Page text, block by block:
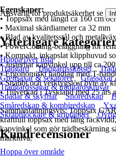
Egenskaper:
• Toppsax med längd ca 160 cm
• Maximal skärdiameter ca 32 mm
• Blad av kvalitetsstål och
• PowerCoating-beläggning för
• Kompakt, inkapslat klipphuvud
• Justerbar kapvinkel upp till ca
• Ergonomiskt handtag med T-
• Snabbt och verktygslöst byte av
• Tillverkad i Tyskland med 25 års
Sammanfattningsvis: Toppsax
kraftfull toppsax med lång
kapvinkel som gör trädbeskärning
marknivå.
Ansvarig för produktsäkerhet se
Ytterligare
Hoppa över lista
Trädgård
Trädgårdsskötsel
Grensaxar & sekatörer
Trädgårdssågar & trädgårdsknivar
Spadar & skyfflar
Snöredskap
Småredskap & kombiredskap
Skräpplockare & griptänger
Kundrecensioner
Hoppa över område